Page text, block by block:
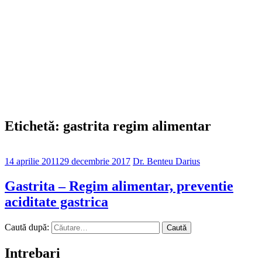
Etichetă: gastrita regim alimentar
14 aprilie 2011 29 decembrie 2017 Dr. Benteu Darius
Gastrita – Regim alimentar, preventie
aciditate gastrica
Caută după:
Intrebari